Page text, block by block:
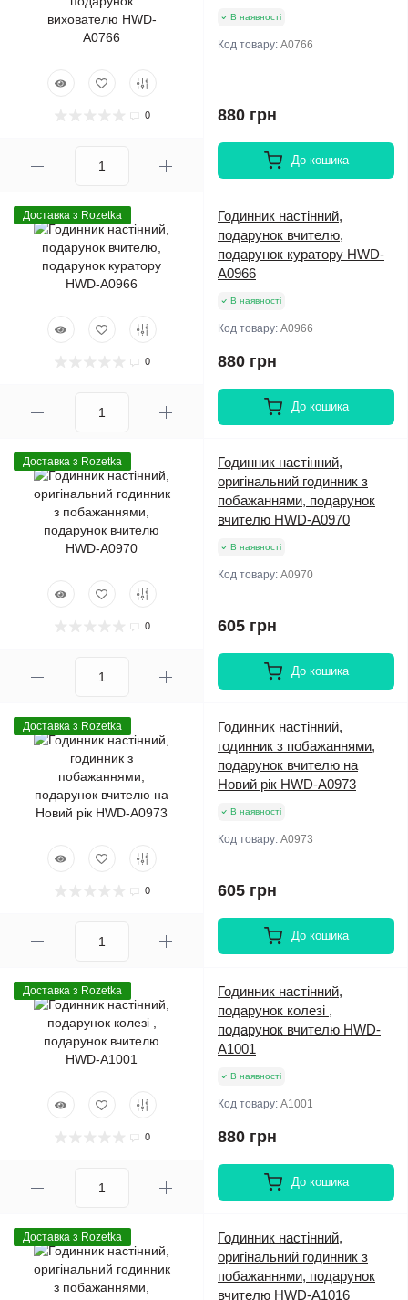
0
В наявності
Код товару: A0766
880 грн
До кошика
Доставка з Rozetka
0
Годинник настінний,
подарунок вчителю,
подарунок куратору HWD-
A0966
В наявності
Код товару: A0966
880 грн
До кошика
Доставка з Rozetka
0
Годинник настінний,
оригінальний годинник з
побажаннями, подарунок
вчителю HWD-A0970
В наявності
Код товару: A0970
605 грн
До кошика
Доставка з Rozetka
0
Годинник настінний,
годинник з побажаннями,
подарунок вчителю на
Новий рік HWD-A0973
В наявності
Код товару: A0973
605 грн
До кошика
Доставка з Rozetka
0
Годинник настінний,
подарунок колезі ,
подарунок вчителю HWD-
A1001
В наявності
Код товару: A1001
880 грн
До кошика
Доставка з Rozetka
Годинник настінний,
оригінальний годинник з
побажаннями, подарунок
вчителю HWD-A1016